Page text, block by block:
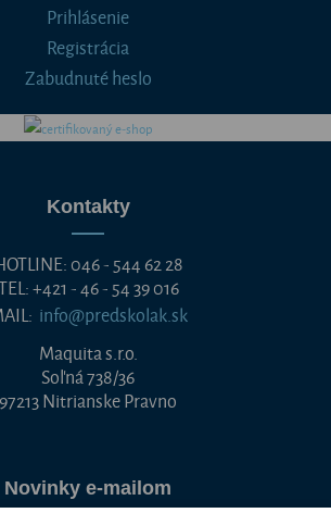
Prihlásenie
Registrácia
Zabudnuté heslo
Kontakty
046 - 544 62 28
+421 - 46 - 54 39 016
info@predskolak.sk
Maquita s.r.o.
Soľná 738/36
97213 Nitrianske Pravno
Novinky e-mailom